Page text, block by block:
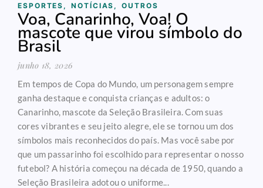
ESPORTES , NOTÍCIAS , OUTROS
Voa, Canarinho, Voa! O
mascote que virou símbolo do
Brasil
junho 18, 2026
Em tempos de Copa do Mundo, um personagem sempre
ganha destaque e conquista crianças e adultos: o
Canarinho, mascote da Seleção Brasileira. Com suas
cores vibrantes e seu jeito alegre, ele se tornou um dos
símbolos mais reconhecidos do país. Mas você sabe por
que um passarinho foi escolhido para representar o nosso
futebol? A história começou na década de 1950, quando a
Seleção Brasileira adotou o uniforme...